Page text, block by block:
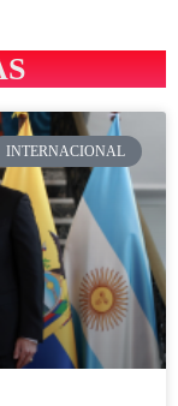
INTERNACIONAL